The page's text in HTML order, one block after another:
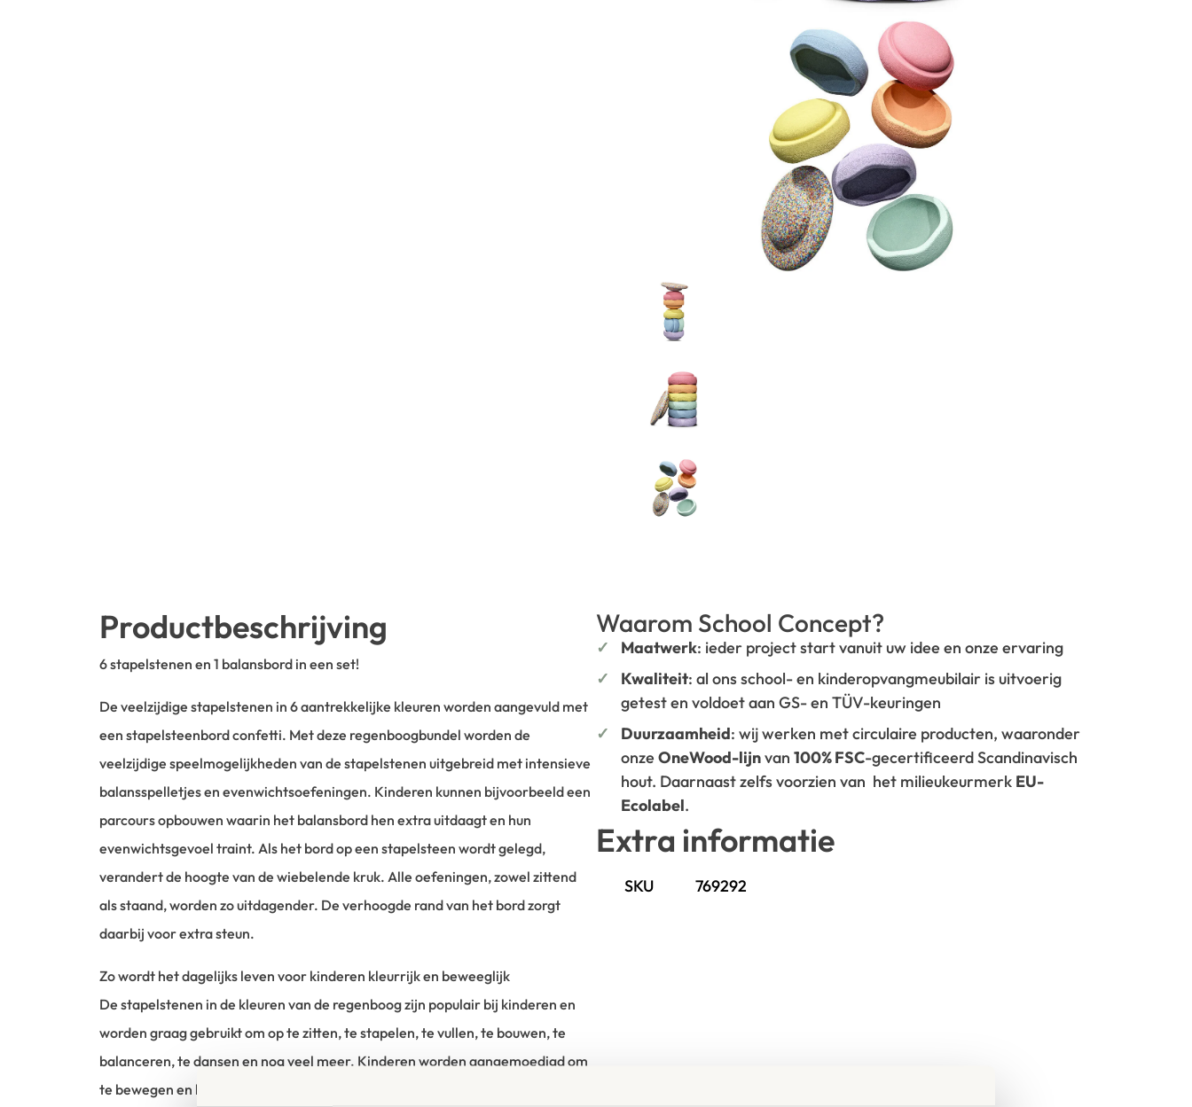
Productbeschrijving
6 stapelstenen en 1 balansbord in een set!
De veelzijdige stapelstenen in 6 aantrekkelijke kleuren worden aangevuld met
een stapelsteenbord confetti. Met deze regenboogbundel worden de
veelzijdige speelmogelijkheden van de stapelstenen uitgebreid met intensieve
balansspelletjes en evenwichtsoefeningen. Kinderen kunnen bijvoorbeeld een
parcours opbouwen waarin het balansbord hen extra uitdaagt en hun
evenwichtsgevoel traint. Als het bord op een stapelsteen wordt gelegd,
verandert de hoogte van de wiebelende kruk. Alle oefeningen, zowel zittend
als staand, worden zo uitdagender. De verhoogde rand van het bord zorgt
daarbij voor extra steun.
Zo wordt het dagelijks leven voor kinderen kleurrijk en beweeglijk
De stapelstenen in de kleuren van de regenboog zijn populair bij kinderen en
worden graag gebruikt om op te zitten, te stapelen, te vullen, te bouwen, te
balanceren, te dansen en nog veel meer. Kinderen worden aangemoedigd om
te bewegen en hun fantasie wordt geprikkeld. De toepassingsmogelijkheden
Waarom School Concept?
Maatwerk: ieder project start vanuit uw idee en onze ervaring
Kwaliteit: al ons school- en kinderopvangmeubilair is uitvoerig
getest en voldoet aan GS- en TÜV-keuringen
Duurzaamheid: wij werken met circulaire producten, waaronder
onze OneWood-lijnvan 100% FSC-gecertificeerd Scandinavisch
hout. Daarnaast zelfs voorzien van het milieukeurmerk EU-
Ecolabel.
Extra informatie
SKU 769292